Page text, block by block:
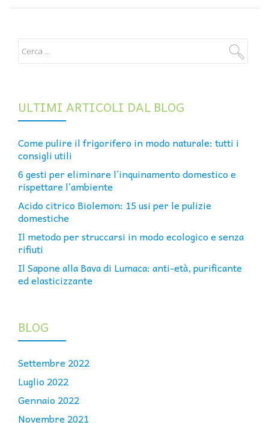
ULTIMI ARTICOLI DAL BLOG
Come pulire il frigorifero in modo naturale: tutti i
consigli utili
6 gesti per eliminare l’inquinamento domestico e
rispettare l’ambiente
Acido citrico Biolemon: 15 usi per le pulizie
domestiche
Il metodo per struccarsi in modo ecologico e senza
rifiuti
Il Sapone alla Bava di Lumaca: anti-età, purificante
ed elasticizzante
BLOG
Settembre 2022
Luglio 2022
Gennaio 2022
Novembre 2021